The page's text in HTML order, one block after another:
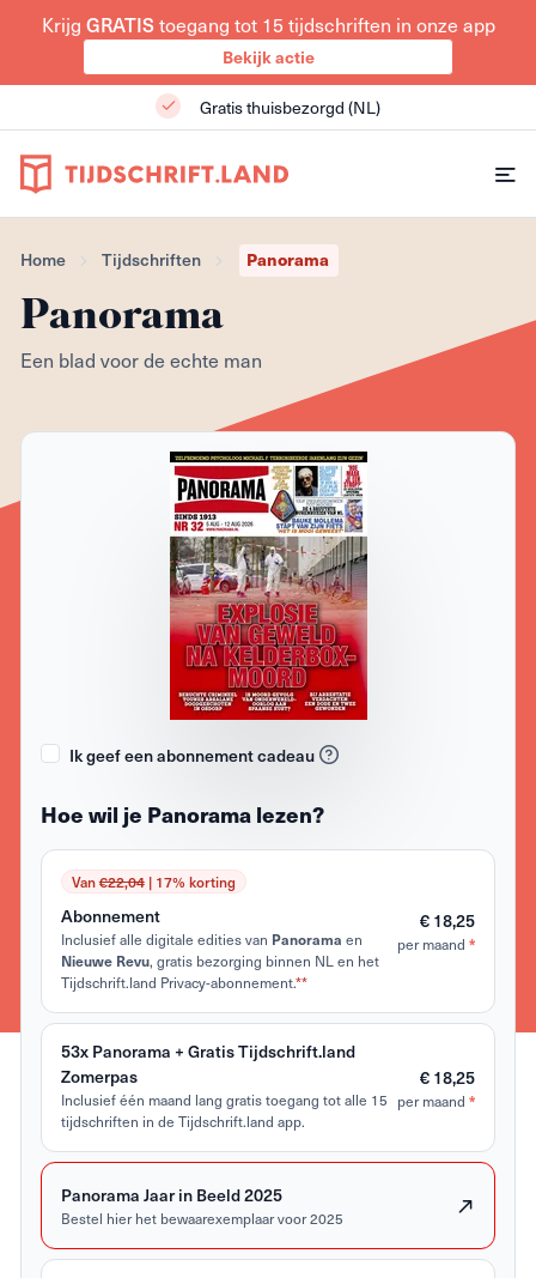
Krijg GRATIStoegang tot 15 tijdschriften in onze app
Bekijk actie
Gratis thuisbezorgd (NL)
Home Tijdschriften Panorama
Panorama
Een blad voor de echte man
Ik geef een abonnement cadeau
Hoe wil je Panorama lezen?
Van€22,04| 17% korting
Abonnement
Inclusief alle digitale edities van Panorama en
Nieuwe Revu, gratis bezorging binnen NL en het
Tijdschrift.land Privacy-abonnement.**
€ 18,25
per maand *
53x Panorama + Gratis Tijdschrift.land
Zomerpas
Inclusief één maand lang gratis toegang tot alle 15
tijdschriften in de Tijdschrift.land app.
€ 18,25
per maand *
Panorama Jaar in Beeld 2025
Bestel hier het bewaarexemplaar voor 2025